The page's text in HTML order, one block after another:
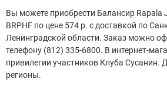
Вы можете приобрести Балансир Rapala
BRPHF по цене 574 р. с доставкой по
Ленинградской области. Заказ можно
телефону (812) 335-6800. В интернет-
привилегии участников Клуба Сусанин.
регионы.